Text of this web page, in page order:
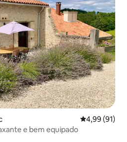
4,99 de uma
4,99 (91)
e bem equipado